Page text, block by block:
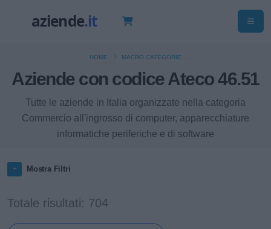
Aziende con codice Ateco 46.51
Tutte le aziende in Italia organizzate nella categoria
Commercio all'ingrosso di computer, apparecchiature
informatiche periferiche e di software
HOME MACRO CATEGORIE
COMMERCIO ALL'INGROSSO (ESCLUSO QUELLO DI AUTOVEICOLI E DI
MOTOCICLI)
Mostra Filtri
Totale risultati: 704